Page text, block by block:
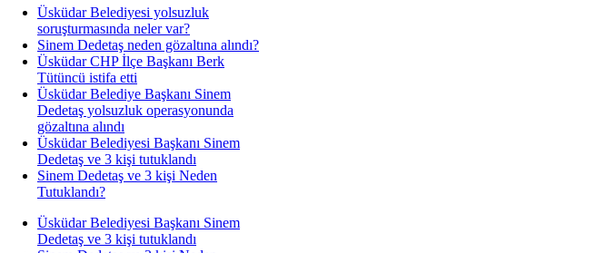
Üsküdar Belediyesi yolsuzluk
soruşturmasında neler var?
Sinem Dedetaş neden gözaltına alındı?
Üsküdar CHP İlçe Başkanı Berk
Tütüncü istifa etti
Üsküdar Belediye Başkanı Sinem
Dedetaş yolsuzluk operasyonunda
gözaltına alındı
Üsküdar Belediyesi Başkanı Sinem
Dedetaş ve 3 kişi tutuklandı
Sinem Dedetaş ve 3 kişi Neden
Tutuklandı?
Üsküdar Belediyesi Başkanı Sinem
Dedetaş ve 3 kişi tutuklandı